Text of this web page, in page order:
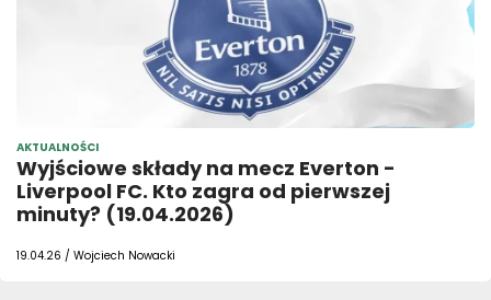
AKTUALNOŚCI
Wyjściowe składy na mecz Everton -
Liverpool FC. Kto zagra od pierwszej
minuty? (19.04.2026)
19.04.26 / Wojciech Nowacki